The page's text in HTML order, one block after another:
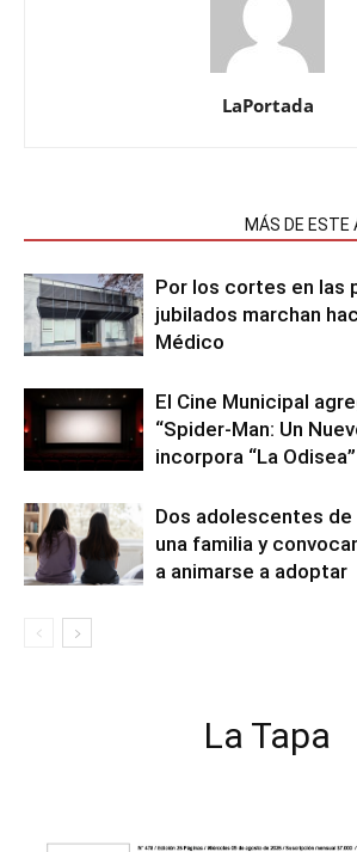
LaPortada
MÁS DE ESTE
Por los cortes en las
jubilados marchan
Médico
El Cine Municipal
“Spider-Man: Un
incorpora “La Odisea”
Dos adolescentes de
una familia y
a animarse a adoptar
La Tapa